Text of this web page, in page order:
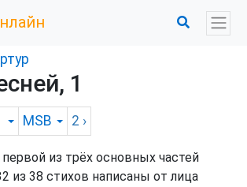
1
MSB 2 ›
первой из трёх основных частей
из 38 стихов написаны от лица